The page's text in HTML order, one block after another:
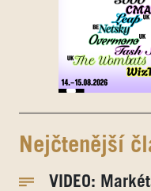
Nejčtenější
VIDEO: